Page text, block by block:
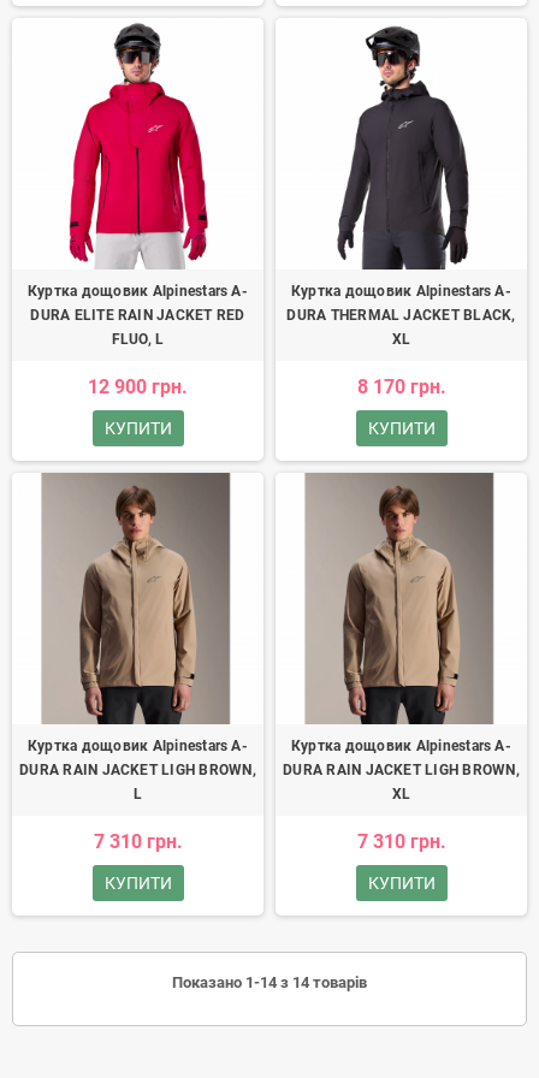
Куртка дощовик Alpinestars A-
DURA ELITE RAIN JACKET RED
FLUO, L
12 900 грн.
КУПИТИ
Куртка дощовик Alpinestars A-
DURA THERMAL JACKET BLACK,
XL
8 170 грн.
КУПИТИ
Куртка дощовик Alpinestars A-
DURA RAIN JACKET LIGH BROWN,
L
7 310 грн.
КУПИТИ
Куртка дощовик Alpinestars A-
DURA RAIN JACKET LIGH BROWN,
XL
7 310 грн.
КУПИТИ
Показано 1-14 з 14 товарів